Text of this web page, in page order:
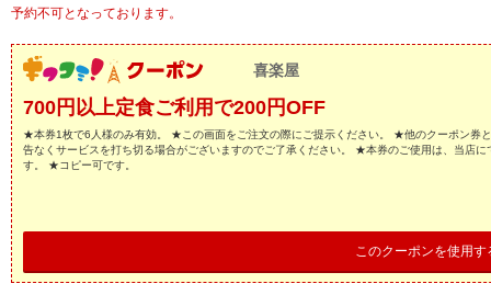
予約不可となっております。
喜楽屋
700円以上定食ご利用で200円OFF
★本券1枚で6人様のみ有効。 ★この画面をご注文の際にご提示ください。 ★他のクーポン券
告なくサービスを打ち切る場合がございますのでご了承ください。 ★本券のご使用は、当店
す。 ★コピー可です。
このクーポンを使用す